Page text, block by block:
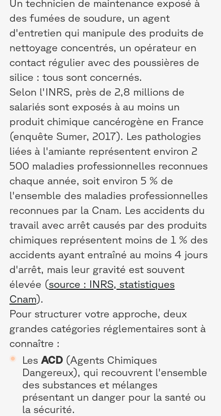
Un technicien de maintenance exposé à
des fumées de soudure, un agent
d'entretien qui manipule des produits de
nettoyage concentrés, un opérateur en
contact régulier avec des poussières de
silice : tous sont concernés.
Selon l'INRS, près de 2,8 millions de
salariés sont exposés à au moins un
produit chimique cancérogène en France
(enquête Sumer, 2017). Les pathologies
liées à l'amiante représentent environ 2
500 maladies professionnelles reconnues
chaque année, soit environ 5 % de
l'ensemble des maladies professionnelles
reconnues par la Cnam. Les accidents du
travail avec arrêt causés par des produits
chimiques représentent moins de 1 % des
accidents ayant entraîné au moins 4 jours
d'arrêt, mais leur gravité est souvent
élevée (source : INRS, statistiques
Cnam).
Pour structurer votre approche, deux
grandes catégories réglementaires sont à
connaître :
Les ACD(Agents Chimiques
Dangereux), qui recouvrent l'ensemble
des substances et mélanges
présentant un danger pour la santé ou
la sécurité.